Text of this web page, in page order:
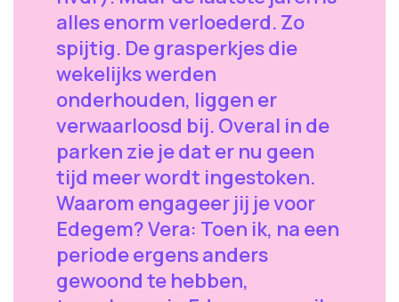
alles enorm verloederd. Zo
spijtig. De grasperkjes die
wekelijks werden
onderhouden, liggen er
verwaarloosd bij. Overal in de
parken zie je dat er nu geen
tijd meer wordt ingestoken.
Waarom engageer jij je voor
Edegem? Vera: Toen ik, na een
periode ergens anders
gewoond te hebben,